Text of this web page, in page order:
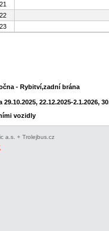
21
22
23
- Rybitví,zadní brána
22.12.2025-2.1.2026,
vozidly
a.s. + Trolejbus.cz